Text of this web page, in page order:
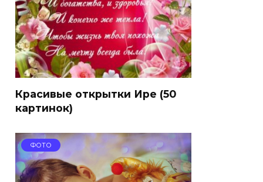
Красивые открытки Ире (50
картинок)
ФОТО